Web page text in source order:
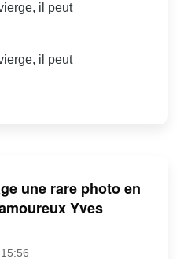
il peut
il peut
une rare photo en
Yves